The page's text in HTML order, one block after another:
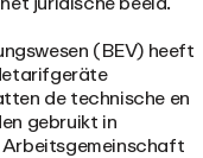
(BEV) heeft
de technische en
gebruikt in